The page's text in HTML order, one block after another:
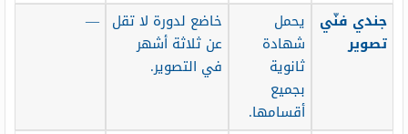
جندي فنّي
تصوير
يحمل
شهادة
ثانوية
بجميع
أقسامها.
خاضع لدورة لا تقل
عن ثلاثة أشهر
في التصوير.
—